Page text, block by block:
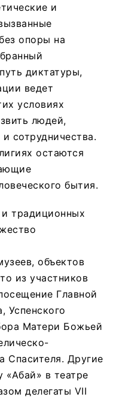
и
опоры на
диктатуры,
ведет
условиях
людей,
сотрудничества.
остаются
бытия.
традиционных
объектов
из участников
Главной
Успенского
Матери Божьей
Спасителя. Другие
«Абай» в театре
делегаты VII